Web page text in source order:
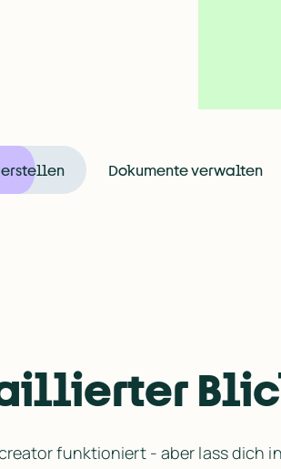
Dokumente verwalten
funktioniert - aber lass dich